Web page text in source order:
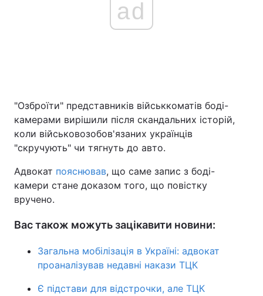
ad
"Озброїти" представників військкоматів боді-
камерами вирішили після скандальних історій,
коли військовозобов'язаних українців
"скручують" чи тягнуть до авто.
Адвокат пояснював, що саме запис з боді-
камери стане доказом того, що повістку
вручено.
Вас також можуть зацікавити новини:
Загальна мобілізація в Україні: адвокат
проаналізував недавні накази ТЦК
Є підстави для відстрочки, але ТЦК